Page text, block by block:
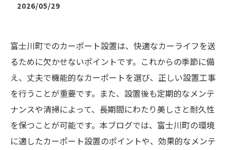
2026/05/29
富士川町でのカーポート設置は、快適なカーライフを送
るために欠かせないポイントです。これからの季節に備
え、丈夫で機能的なカーポートを選び、正しい設置工事
を行うことが重要です。また、設置後も定期的なメンテ
ナンスや清掃によって、長期間にわたり美しさと耐久性
を保つことが可能です。本ブログでは、富士川町の環境
に適したカーポート設置のポイントや、効果的なメンテ